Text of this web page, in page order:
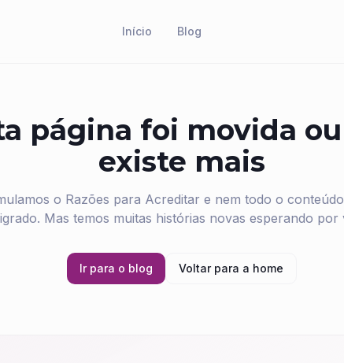
Início Blog
página foi movida
existe mais
o Razões para Acreditar e nem todo o
Mas temos muitas histórias novas esperando por
Ir para o blog Voltar para a home